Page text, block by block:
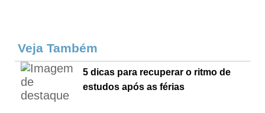
Veja Também
5 dicas para recuperar o ritmo de
estudos após as férias